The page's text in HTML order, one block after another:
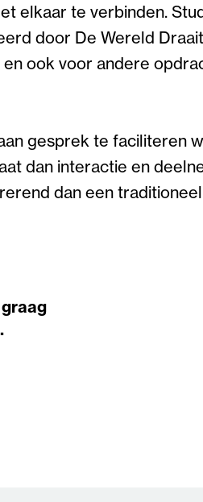
elkaar te verbinden.
door De Wereld
ook voor andere
gesprek te faciliteren
dan interactie en
dan een